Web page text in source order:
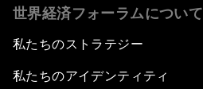
世界経済フォーラムについて
私たちのストラテジー
私たちのアイデンティティ